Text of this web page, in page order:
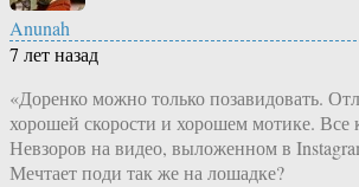
Anunah
7 лет назад
«Доренко можно только позавидовать.
хорошей скорости и хорошем мотике. Все
Невзоров на видео, выложенном в
Мечтает поди так же на лошадке?